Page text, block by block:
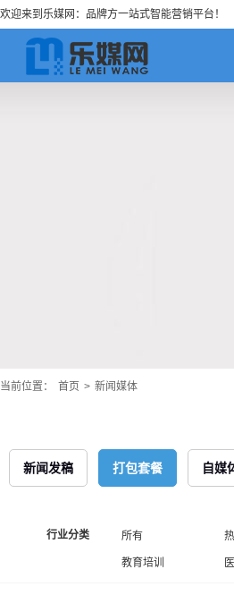
欢迎来到乐媒网：品牌方一站式智能营销平台！
当前位置： 首页 > 新闻媒体
新闻发稿 打包套餐 自媒
行业分类 所有
教育培训